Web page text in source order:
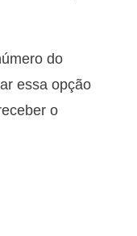
do
essa opção
o